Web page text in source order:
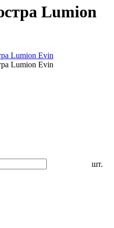
Lumion
шт.